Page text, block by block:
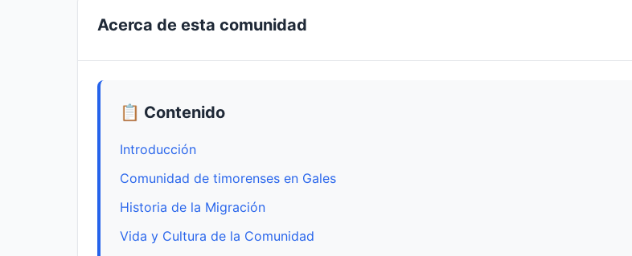
Acerca de esta comunidad
📋 Contenido
Introducción
Comunidad de timorenses en Gales
Historia de la Migración
Vida y Cultura de la Comunidad